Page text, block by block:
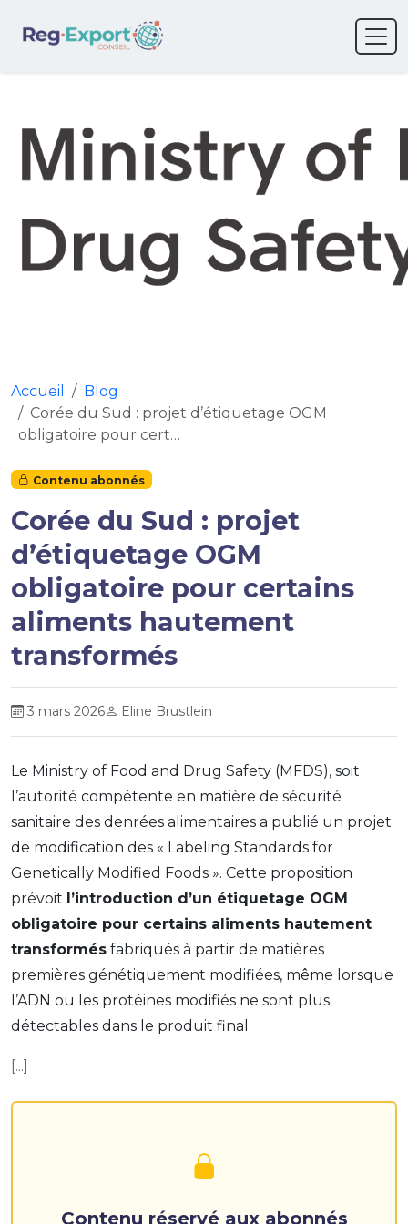
Accueil
Blog
Corée du Sud : projet d’étiquetage OGM
obligatoire pour cert…
Contenu abonnés
Corée du Sud : projet
d’étiquetage OGM
obligatoire pour certains
aliments hautement
transformés
3 mars 2026 Eline Brustlein
Le Ministry of Food and Drug Safety (MFDS), soit
l’autorité compétente en matière de sécurité
sanitaire des denrées alimentaires a publié un projet
de modification des « Labeling Standards for
Genetically Modified Foods ». Cette proposition
prévoit l’introduction d’un étiquetage OGM
obligatoire pour certains aliments hautement
transformés fabriqués à partir de matières
premières génétiquement modifiées, même lorsque
l’ADN ou les protéines modifiés ne sont plus
détectables dans le produit final.
[...]
Contenu réservé aux abonnés